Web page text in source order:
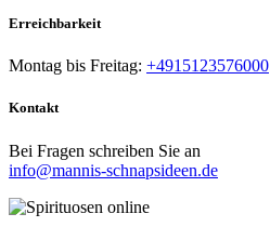
Erreichbarkeit​
Montag bis Freitag: +4915123576000
Kontakt
Bei Fragen schreiben Sie an
info@mannis-schnapsideen.de